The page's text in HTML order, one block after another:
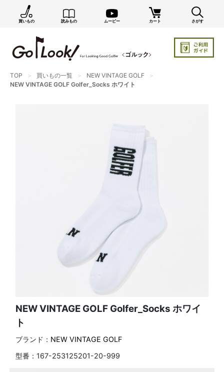
買いもの 読みもの ムービー カート さがす
TOP 買いもの一覧
NEW VINTAGE GOLF
NEW VINTAGE GOLF Golfer_Socks ホワイト
NEW VINTAGE GOLF Golfer_Socks ホワイ
ト
ブランド： NEW VINTAGE GOLF
型番： 167-253125201-20-999